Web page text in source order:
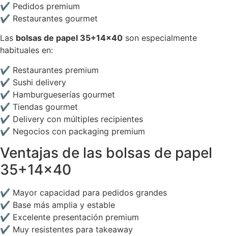
✔ Pedidos premium
✔ Restaurantes gourmet
Las bolsas de papel 35+14×40 son especialmente
habituales en:
✔ Restaurantes premium
✔ Sushi delivery
✔ Hamburgueserías gourmet
✔ Tiendas gourmet
✔ Delivery con múltiples recipientes
✔ Negocios con packaging premium
Ventajas de las bolsas de papel
35+14×40
✔ Mayor capacidad para pedidos grandes
✔ Base más amplia y estable
✔ Excelente presentación premium
✔ Muy resistentes para takeaway